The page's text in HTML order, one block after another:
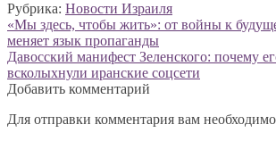
Рубрика: Новости Израиля
Навигация
по
записям
Предыдущая
запись:
«Мы здесь, чтобы жить»: от войны к
меняет язык пропаганды
Следующая
запись:
Давосский манифест Зеленского: почему
всколыхнули иранские соцсети
Добавить комментарий
Для отправки комментария вам необходимо